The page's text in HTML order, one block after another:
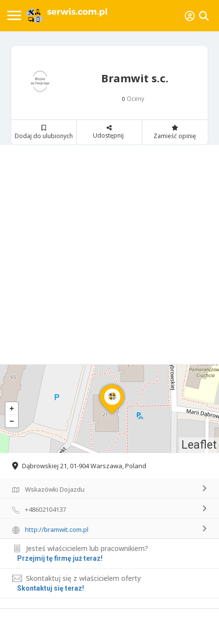
Bramwit s.c.
0 Oceny
Dodaj do ulubionych Udostępnij Zamieść opinię
Leaflet
Dąbrowskiej 21, 01-904 Warszawa, Poland
Wskazówki Dojazdu
+48602104137
http://bramwit.com.pl
Jesteś właścicielem lub pracownikiem?
Przejmij tę firmę już teraz!
Skontaktuj się z właścicielem oferty
Skontaktuj się teraz!